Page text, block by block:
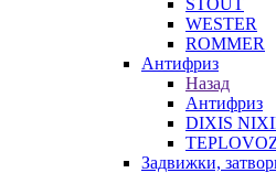
STOUT
WESTER
ROMMER
Антифриз
Назад
Антифриз
DIXIS
Задвижки,